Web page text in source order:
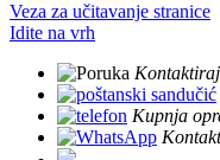
Veza za učitavanje stranice
Idite na vrh
Kupnja